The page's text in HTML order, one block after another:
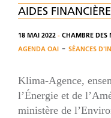
AIDES
18 MAI 2022 - CHAMBRE DES
AGENDA OAI - SÉANCES
Klima-Agence,
l’Énergie et de
ministère de